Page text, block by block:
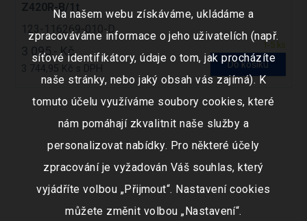
Z420R-B/1t
123-116269-010-D
1-5 ks
3 095,- Kč
3 744,95 Kč s DPH Do košíku
Na našem webu získáváme, ukládáme a
zpracováváme informace o jeho uživatelích (např.
síťové identifikátory, údaje o tom, jak procházíte
naše stránky, nebo jaký obsah vás zajímá). K
tomuto účelu využíváme soubory cookies, které
nám pomáhají zkvalitnit naše služby a
personalizovat nabídky. Pro některé účely
zpracování je vyžadován Váš souhlas, který
vyjádříte volbou „Přijmout“. Nastavení cookies
můžete změnit volbou „Nastavení“.